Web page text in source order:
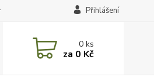
Přihlášení
0ks
za 0 Kč